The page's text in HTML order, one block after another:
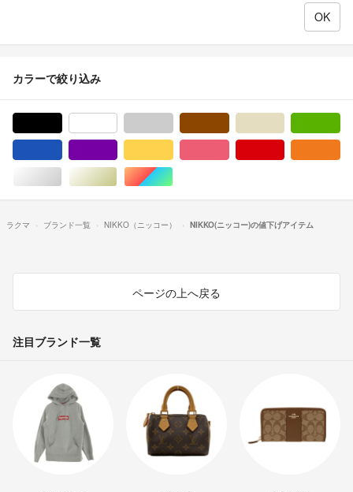
カラーで絞り込み
シルバー/銀色系ゴールド/金色系マルチカラー
ラクマ ブランド一覧 NIKKO（ニッコー） NIKKO(ニッコー)の値下げアイテム
ページの上へ戻る
注目ブランド一覧